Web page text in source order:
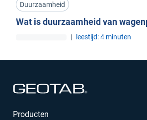
Duurzaamheid
Wat is duurzaamheid van
| leestijd: 4 minuten
Producten